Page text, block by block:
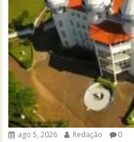
ago 5, 2026 Redação 0